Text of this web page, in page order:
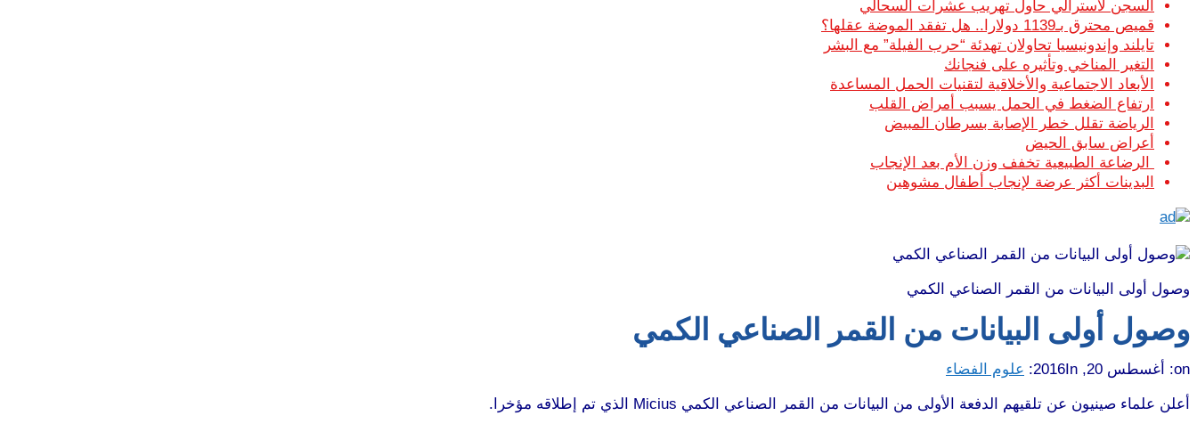
السجن لأسترالي حاول تهريب عشرات السحالي
قميص محترق بـ1139 دولارا.. هل تفقد الموضة عقلها؟
تايلند وإندونيسيا تحاولان تهدئة “حرب الفيلة” مع البشر
التغير المناخي وتأثيره على فنجانك
الأبعاد الاجتماعية والأخلاقية لتقنيات الحمل المساعدة
ارتفاع الضغط في الحمل يسبب أمراض القلب
الرياضة تقلل خطر الإصابة بسرطان المبيض
أعراض سابق الحيض
الرضاعة الطبيعية تخفف وزن الأم بعد الإنجاب
البدينات أكثر عرضة لإنجاب أطفال مشوهين
وصول أولى البيانات من القمر الصناعي الكمي
وصول أولى البيانات من القمر الصناعي الكمي
on: أغسطس 20, 2016 In: علوم الفضاء
أعلن علماء صينيون عن تلقيهم الدفعة الأولى من البيانات من القمر الصناعي الكمي Micius الذي تم إطلاقه مؤخرا.